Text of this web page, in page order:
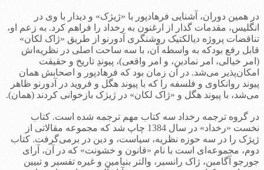
در همین دوران، آشنایی فرهادپور با «ژیژک» و دیدار با وی در
انگلیس، مقدمات گذار از ارغنون به رخداد را فراهم کرد. به زعم او،
تناقضات پروژه دیالکتیک روشنگری آدورنو از طریق «ژاک لکان»
قابل رفع بودکه به واسطه آن، با سه ساحت اصلی در نظریه‌اش
(امر خیالی، امر نمادین، و امر واقعی)، پیوندِ تاریخ و حقیقت
امکان‌پذیر می‌شد. در آن زمان بود که فرهادپور و اصحابش همان
پیوند روانکاوی و فلسفه را که با پیوند هگل و فروید در آدورنو ظاهر
می‌شد، با پیوند هگل و «ژاک لکان» در ژیژک بازخوانی کردند (همان).
در گروه ترجمه رخداد سه کتاب مهم ترجمه شده است. کتاب
نخست «رخداد» در سال 1384 چاپ شد که مجموعه مقالاتی از
ژیژک را در سه حوزه نظریه، سیاست، و دین در برمی‌گرفت. کتاب
دوم، مجموعه‌ای است با نام «قانون و خشونت» که در آن، آرای
جورجو آگامبن، ژاک رانسیر، والتر بنیامین و غیره تفسیر و تبیین